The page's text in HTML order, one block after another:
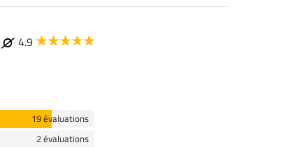
4.9
19 évaluations
2 évaluations